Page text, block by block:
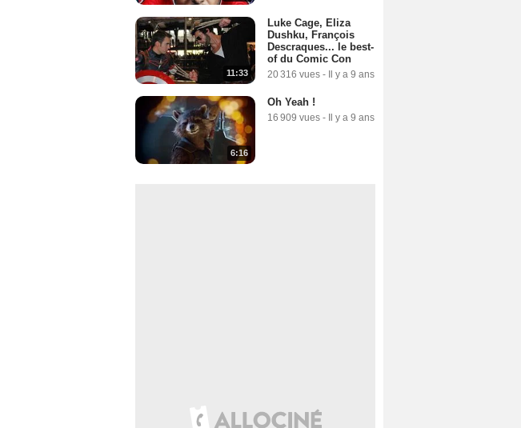
11:33
Luke Cage, Eliza
Dushku, François
Descraques... le best-
of du Comic Con
20 316 vues - Il y a 9 ans
6:16
Oh Yeah !
16 909 vues - Il y a 9 ans